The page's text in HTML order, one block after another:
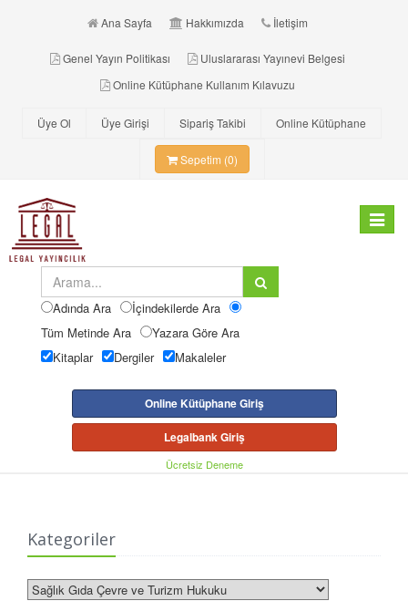
Ana Sayfa Hakkımızda İletişim
Genel Yayın Politikası
Uluslararası Yayınevi Belgesi
Online Kütüphane Kullanım Kılavuzu
Üye Ol Üye Girişi Sipariş Takibi Online Kütüphane
Sepetim (0)
Toggle
Adında Ara
İçindekilerde Ara
Tüm Metinde Ara
Yazara Göre Ara
Kitaplar
Dergiler Makaleler
Online Kütüphane Giriş
Legalbank Giriş
Ücretsiz Deneme
Kategoriler